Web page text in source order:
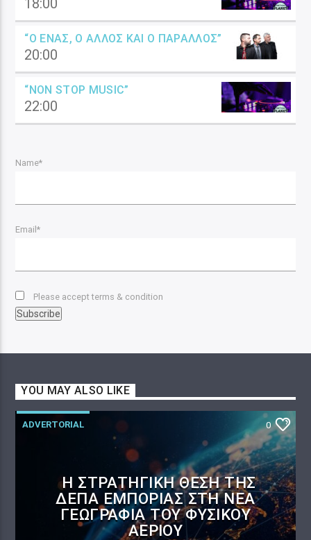
18:00
“Ο ΈΝΑΣ, Ο ΆΛΛΟΣ ΚΑΙ Ο ΠΑΡΆΛΛΟΣ”
20:00
“NON STOP MUSIC”
22:00
Name*
Email*
Please accept terms & condition
YOU MAY ALSO LIKE
ADVERTORIAL 0
Η ΣΤΡΑΤΗΓΙΚΉ ΘΈΣΗ ΤΗΣ
ΔΕΠΑ ΕΜΠΟΡΊΑΣ ΣΤΗ ΝΈΑ
ΓΕΩΓΡΑΦΊΑ ΤΟΥ ΦΥΣΙΚΟΎ
ΑΕΡΊΟΥ